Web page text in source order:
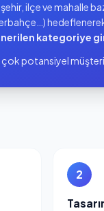
ilçe ve mahalle
kategoriye
potansiyel
2